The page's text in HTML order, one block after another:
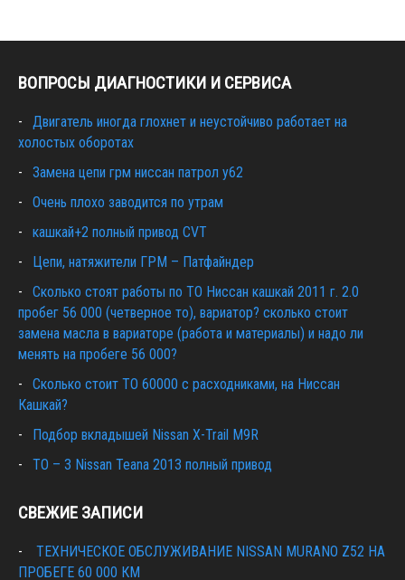
ВОПРОСЫ ДИАГНОСТИКИ И СЕРВИСА
Двигатель иногда глохнет и неустойчиво работает на
холостых оборотах
Замена цепи грм ниссан патрол y62
Очень плохо заводится по утрам
кашкай+2 полный привод CVT
Цепи, натяжители ГРМ – Патфайндер
Сколько стоят работы по ТО Ниссан кашкай 2011 г. 2.0
пробег 56 000 (четверное то), вариатор? сколько стоит
замена масла в вариаторе (работа и материалы) и надо ли
менять на пробеге 56 000?
Сколько стоит ТО 60000 с расходниками, на Ниссан
Кашкай?
Подбор вкладышей Nissan X-Trail M9R
ТО – 3 Nissan Teana 2013 полный привод
СВЕЖИЕ ЗАПИСИ
ТЕХНИЧЕСКОЕ ОБСЛУЖИВАНИЕ NISSAN MURANO Z52 НА
ПРОБЕГЕ 60 000 КМ